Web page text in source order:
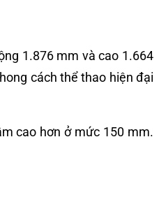
1.876 mm và cao 1.664
cách thể thao hiện đại
cao hơn ở mức 150 mm.